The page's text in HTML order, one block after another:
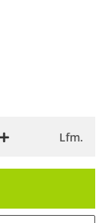
Lfm.